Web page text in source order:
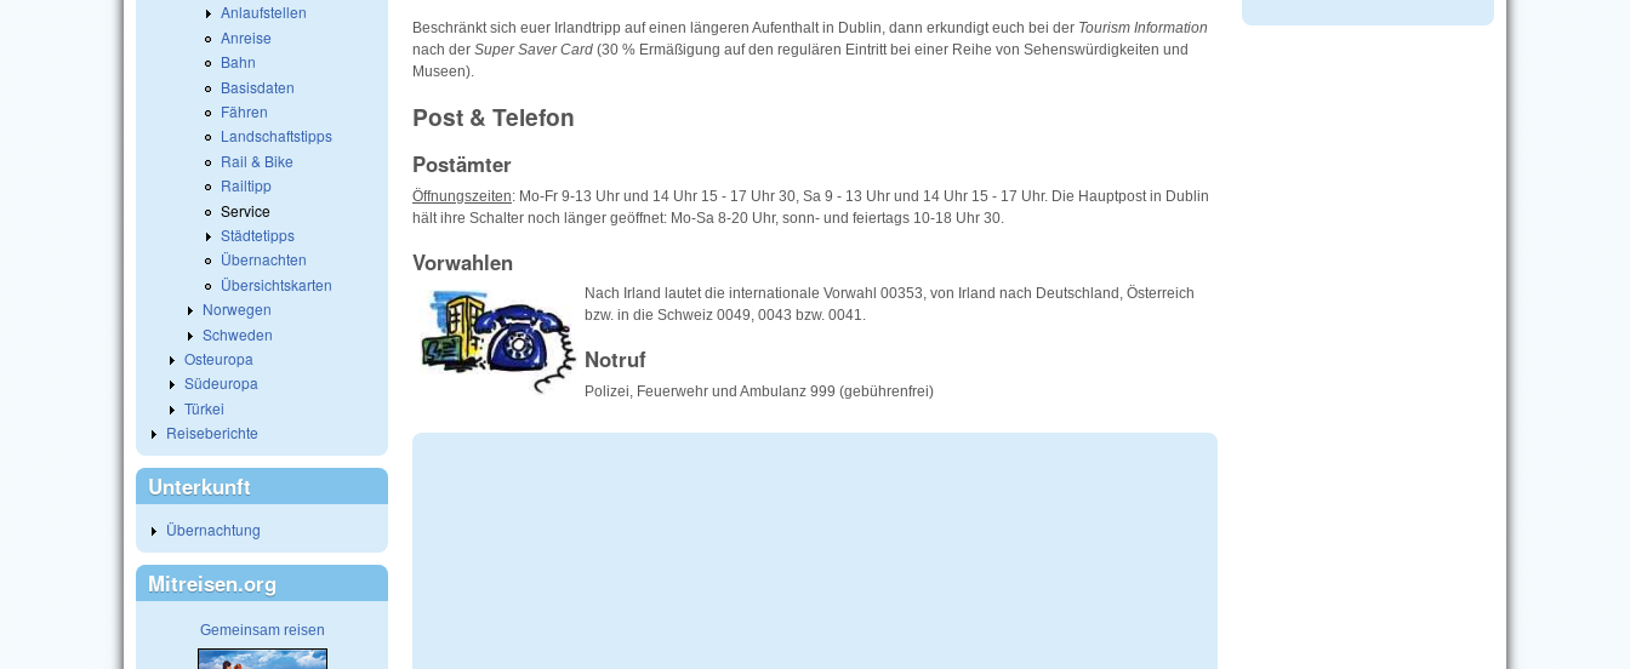
Beschränkt sich euer Irlandtripp auf einen längeren Aufenthalt in Dublin, dann erkundigt euch bei der Tourism Information
nach der Super Saver Card (30 % Ermäßigung auf den regulären Eintritt bei einer Reihe von Sehenswürdigkeiten und
Museen).
Post & Telefon
Postämter
Öffnungszeiten: Mo-Fr 9-13 Uhr und 14 Uhr 15 - 17 Uhr 30, Sa 9 - 13 Uhr und 14 Uhr 15 - 17 Uhr. Die Hauptpost in Dublin
hält ihre Schalter noch länger geöffnet: Mo-Sa 8-20 Uhr, sonn- und feiertags 10-18 Uhr 30.
Vorwahlen
Nach Irland lautet die internationale Vorwahl 00353, von Irland nach Deutschland, Österreich
bzw. in die Schweiz 0049, 0043 bzw. 0041.
Notruf
Polizei, Feuerwehr und Ambulanz 999 (gebührenfrei)
Anlaufstellen
Anreise
Bahn
Basisdaten
Fähren
Landschaftstipps
Rail & Bike
Railtipp
Service
Städtetipps
Übernachten
Übersichtskarten
Norwegen
Schweden
Osteuropa
Südeuropa
Türkei
Reiseberichte
Unterkunft
Übernachtung
Mitreisen.org
Gemeinsam reisen